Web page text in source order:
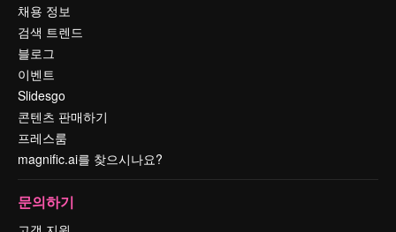
채용 정보
검색 트렌드
블로그
이벤트
Slidesgo
콘텐츠 판매하기
프레스룸
magnific.ai를 찾으시나요?
문의하기